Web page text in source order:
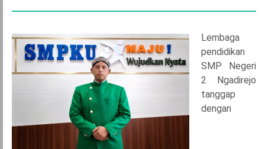
Lembaga
pendidikan
SMP Negeri
2 Ngadirejo
tanggap
dengan